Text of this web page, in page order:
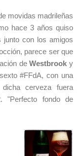
movidas madrileñas
hace 3 años quiso
junto con los amigos
parece ser que
deWestbrook y
#FFdA, con una
cerveza fuera
"Perfecto fondo de